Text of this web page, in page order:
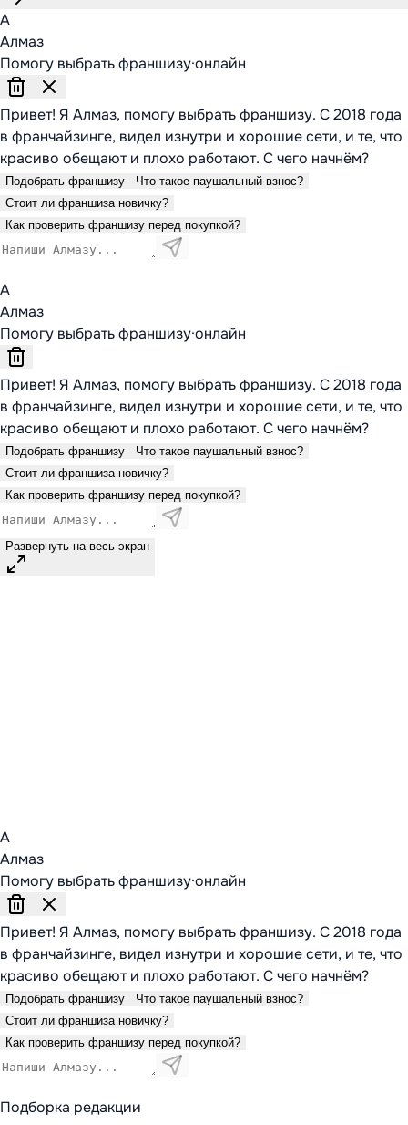
А
Алмаз
Помогу выбрать франшизу·онлайн
Привет! Я Алмаз, помогу выбрать франшизу. С 2018 года
в франчайзинге, видел изнутри и хорошие сети, и те, что
красиво обещают и плохо работают. С чего начнём?
Подобрать франшизу
Что такое паушальный взнос?
Стоит ли франшиза новичку?
Как проверить франшизу перед покупкой?
А
Алмаз
Помогу выбрать франшизу·онлайн
Привет! Я Алмаз, помогу выбрать франшизу. С 2018 года
в франчайзинге, видел изнутри и хорошие сети, и те, что
красиво обещают и плохо работают. С чего начнём?
Подобрать франшизу
Что такое паушальный взнос?
Стоит ли франшиза новичку?
Как проверить франшизу перед покупкой?
Развернуть на весь экран
А
Алмаз
Помогу выбрать франшизу·онлайн
Привет! Я Алмаз, помогу выбрать франшизу. С 2018 года
в франчайзинге, видел изнутри и хорошие сети, и те, что
красиво обещают и плохо работают. С чего начнём?
Подобрать франшизу
Что такое паушальный взнос?
Стоит ли франшиза новичку?
Как проверить франшизу перед покупкой?
Подборка редакции